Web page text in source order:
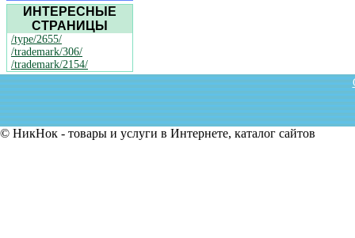
ИНТЕРЕСНЫЕ
СТРАНИЦЫ
/type/2655/
/trademark/306/
/trademark/2154/
© НикНок - товары и услуги в Интернете, каталог сайтов